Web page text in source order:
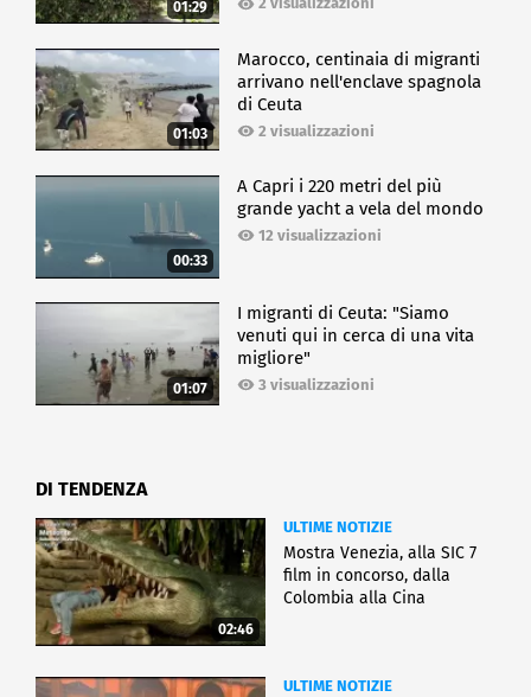
01:29
01:03
Marocco, centinaia di migranti
arrivano nell'enclave spagnola
di Ceuta
2 visualizzazioni
00:33
A Capri i 220 metri del più
grande yacht a vela del mondo
12 visualizzazioni
01:07
I migranti di Ceuta: "Siamo
venuti qui in cerca di una vita
migliore"
3 visualizzazioni
DI TENDENZA
02:46
ULTIME NOTIZIE
Mostra Venezia, alla SIC 7
film in concorso, dalla
Colombia alla Cina
ULTIME NOTIZIE